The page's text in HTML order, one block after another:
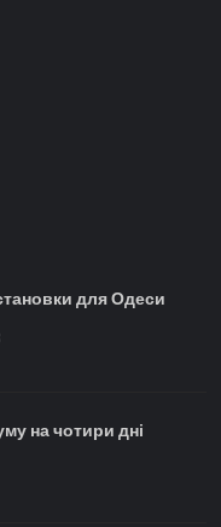
для Одеси
на чотири дні